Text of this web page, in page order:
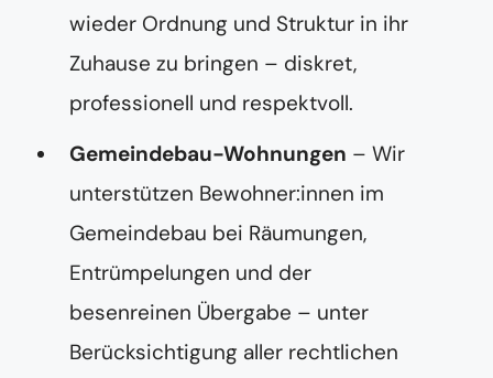
wieder Ordnung und Struktur in ihr
Zuhause zu bringen – diskret,
professionell und respektvoll.
Gemeindebau-Wohnungen – Wir
unterstützen Bewohner:innen im
Gemeindebau bei Räumungen,
Entrümpelungen und der
besenreinen Übergabe – unter
Berücksichtigung aller rechtlichen